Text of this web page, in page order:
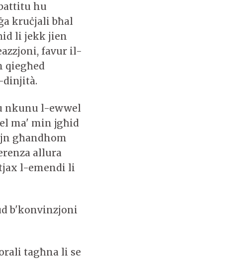
hu
kruċjali bħal
li jekk jien
favur il-
qiegħed
dinjità.
nkunu l-ewwel
ma' min jgħid
għandhom
allura
l-emendi li
b'konvinzjoni
tagħna li se